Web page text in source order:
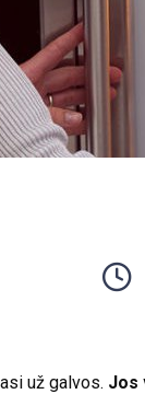
už galvos. Jos